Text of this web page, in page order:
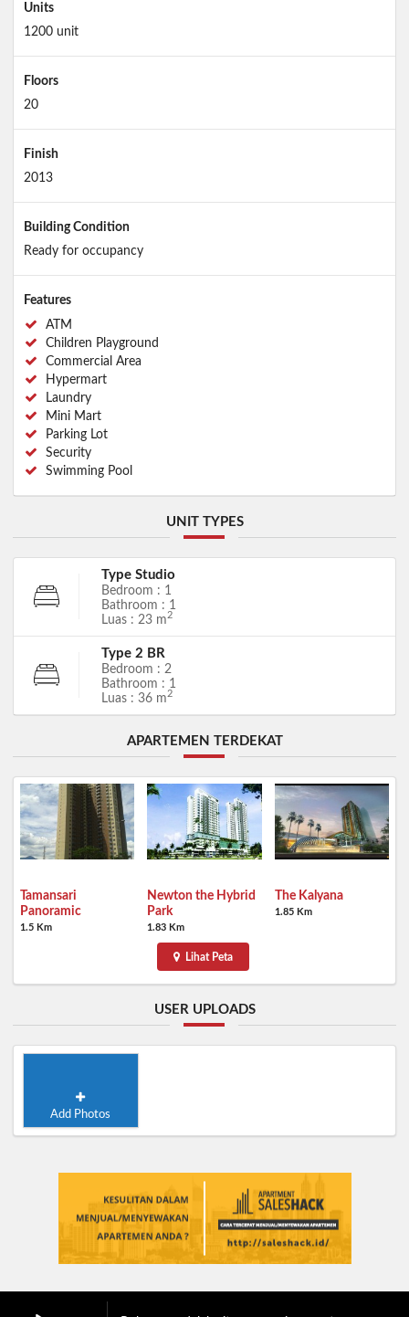
Units
1200 unit
Floors
20
Finish
2013
Building Condition
Ready for occupancy
Features
ATM
Children Playground
Commercial Area
Hypermart
Laundry
Mini Mart
Parking Lot
Security
Swimming Pool
UNIT TYPES
Type Studio
Bedroom : 1
Bathroom : 1
Luas : 23 m2
Type 2 BR
Bedroom : 2
Bathroom : 1
Luas : 36 m2
APARTEMEN TERDEKAT
Tamansari
Panoramic
1.5 Km
Newton the Hybrid
Park
1.83 Km
The Kalyana
1.85 Km
Lihat Peta
USER UPLOADS
Add Photos